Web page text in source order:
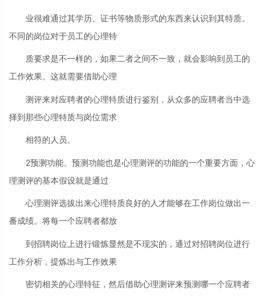
业很难通过其学历、证书等物质形式的东西来认识到其特质。
不同的岗位对于员工的心理特
质要求是不一样的，如果二者之间不一致，就会影响到员工的
工作效果。这就需要借助心理
测评来对应聘者的心理特质进行鉴别，从众多的应聘者当中选
择到那些心理特质与岗位需求
相符的人员。
2预测功能。预测功能也是心理测评的功能的一个重要方面，心
理测评的基本假设就是通过
心理测评选拔出来心理特质良好的人才能够在工作岗位做出一
番成绩。将每一个应聘者都放
到招聘岗位上进行锻炼显然是不现实的，通过对招聘岗位进行
工作分析，提炼出与工作效果
密切相关的心理特征，然后借助心理测评来预测哪一个应聘者